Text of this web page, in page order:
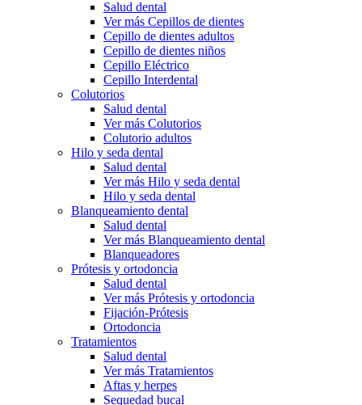
Salud dental
Ver más Cepillos de dientes
Cepillo de dientes adultos
Cepillo de dientes niños
Cepillo Eléctrico
Cepillo Interdental
Colutorios
Salud dental
Ver más Colutorios
Colutorio adultos
Hilo y seda dental
Salud dental
Ver más Hilo y seda dental
Hilo y seda dental
Blanqueamiento dental
Salud dental
Ver más Blanqueamiento dental
Blanqueadores
Prótesis y ortodoncia
Salud dental
Ver más Prótesis y ortodoncia
Fijación-Prótesis
Ortodoncia
Tratamientos
Salud dental
Ver más Tratamientos
Aftas y herpes
Sequedad bucal